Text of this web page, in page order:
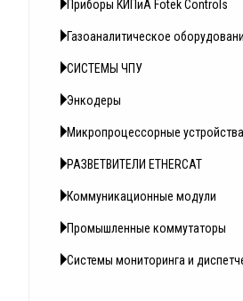
Приборы КИПиА Fotek Controls
Газоаналитическое
СИСТЕМЫ ЧПУ
Энкодеры
Микропроцессорные
РАЗВЕТВИТЕЛИ ETHERCAT
Коммуникационные модули
Промышленные коммутаторы
Системы мониторинга и